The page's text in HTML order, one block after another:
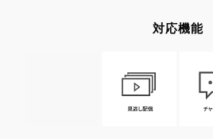
対応機能